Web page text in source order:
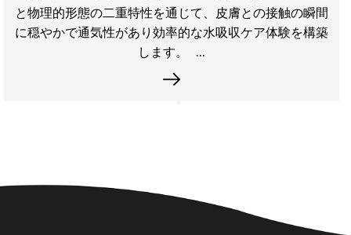
て、皮膚との接触の瞬間
な水吸収ケア体験を構築
まれた産業の基礎です。
ウォータージェットを利用